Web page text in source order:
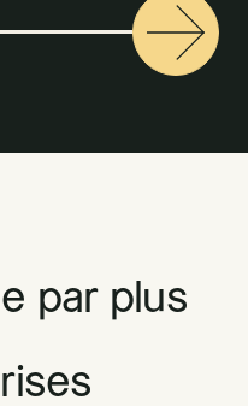
par plus